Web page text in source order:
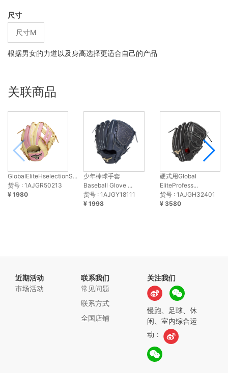
尺寸
尺寸M
根据男女的力道以及身高选择更适合自己的产品
关联商品
GlobalEliteHselectionS...
货号 : 1AJGR50213
¥ 1980
少年棒球手套
Baseball Glove ...
货号 : 1AJGY18111
¥ 1998
硬式用Global
EliteProfess...
货号 : 1AJGH32401
¥ 3580
近期活动
市场活动
联系我们
常见问题
联系方式
全国店铺
关注我们
慢跑、足球、休
闲、室内综合运
动：